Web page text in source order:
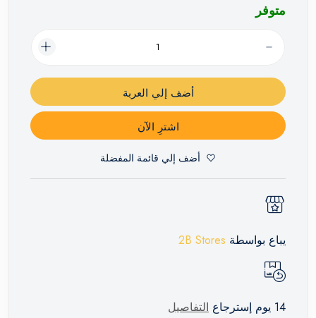
متوفر
أضف إلي العربة
اشترِ الآن
أضف إلي قائمة المفضلة
يباع بواسطة 2B Stores
14 يوم إسترجاع التفاصيل